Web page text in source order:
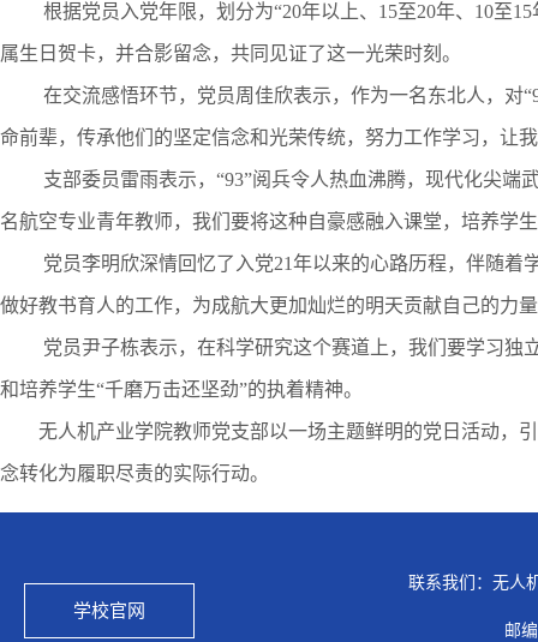
根据党员入党年限，划分为“20年以上、 15至20年、 10至15
属生日贺卡，并合影留念，共同见证了这一光荣时刻。
在交流感悟环节，党员周佳欣表示，作为一名东北人，对“
命前辈，传承他们的坚定信念和光荣传统，努力工作学习，让
支部委员雷雨表示， “93”阅兵令人热血沸腾，现代化尖端
名航空专业青年教师，我们要将这种自豪感融入课堂，培养学
党员李明欣深情回忆了入党21年以来的心路历程，伴随着
做好教书育人的工作，为成航大更加灿烂的明天贡献自己的力
党员尹子栋表示，在科学研究这个赛道上，我们要学习
和培养学生“千磨万击还坚劲”的执着精神。
无人机产业学院教师党支部以一场主题鲜明的党日活动，
念转化为履职尽责的实际行动。
学校官网
联系我们：无人
邮